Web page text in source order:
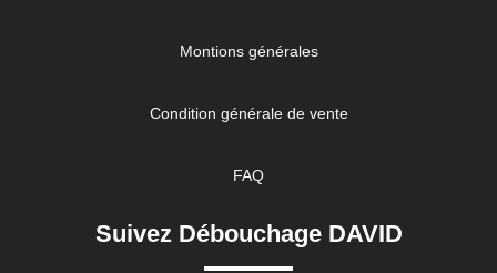
Montions générales
Condition générale de vente
FAQ
Suivez Débouchage DAVID